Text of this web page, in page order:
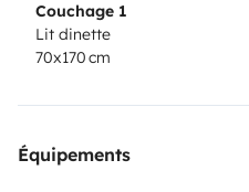
Couchage 1
Lit dinette
70x170 cm
Équipements